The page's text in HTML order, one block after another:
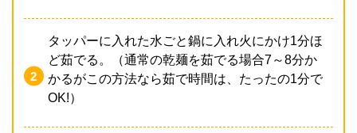
タッパーに入れた水ごと鍋に入れ火にかけ1分ほ
ど茹でる。（通常の乾麺を茹でる場合7～8分か
かるがこの方法なら茹で時間は、たったの1分で
OK!）